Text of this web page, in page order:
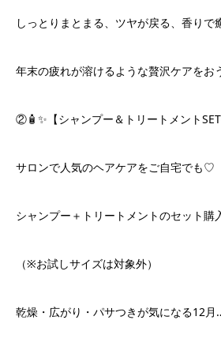
しっとりまとまる、ツヤが戻る、香りで
年末の疲れが溶けるような贅沢ケアをお
②🧴✨【シャンプー＆トリートメントSET
サロンで人気のヘアケアをご自宅でも♡
シャンプー＋トリートメントのセット購
（※お試しサイズは対象外）
乾燥・広がり・パサつきが気になる12月